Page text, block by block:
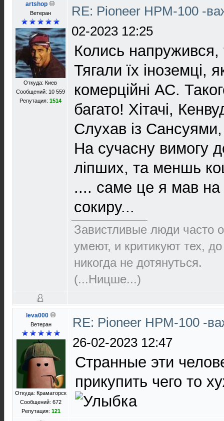
artshop
Ветеран
Откуда: Киев
Сообщений: 10 559
Репутация: 1514
RE: Pioneer HPM-100 -
02-2023 12:25
Колись напружився,
Тягали їх іноземці,
комерційні АС.
багато! Хітачі,
Слухав із
На сучасну вимогу
ліпших, та меншь
.... саме це я мав на
сокиру...
Завистливые люди часто
умеют, и критикуют тех,
никогда не дотянуться.
(...Ницше...)
leva000
Ветеран
Откуда: Краматорск
Сообщений: 672
Репутация: 121
RE: Pioneer HPM-100 -
26-02-2023 12:47
Странные эти
прикупить чего то